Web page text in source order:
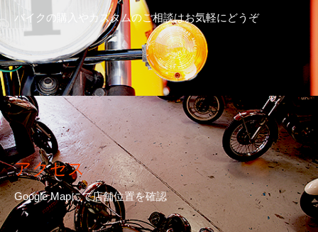
バイクの購入やカスタムのご相談はお気軽にどうぞ
アクセス
Google Mapにて店舗位置を確認